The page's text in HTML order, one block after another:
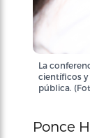
La
científicos y
pública.
Ponce